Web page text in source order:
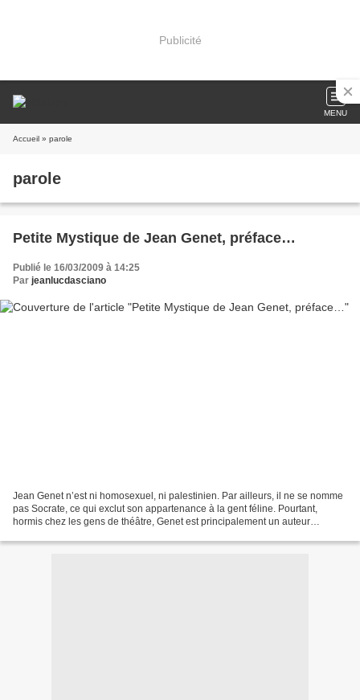
Publicité
MENU
Accueil » parole
parole
Petite Mystique de Jean Genet, préface…
Publié le 16/03/2009 à 14:25
Par jeanlucdasciano
Jean Genet n’est ni homosexuel, ni palestinien. Par ailleurs, il ne se nomme
pas Socrate, ce qui exclut son appartenance à la gent féline. Pourtant,
hormis chez les gens de théâtre, Genet est principalement un auteur